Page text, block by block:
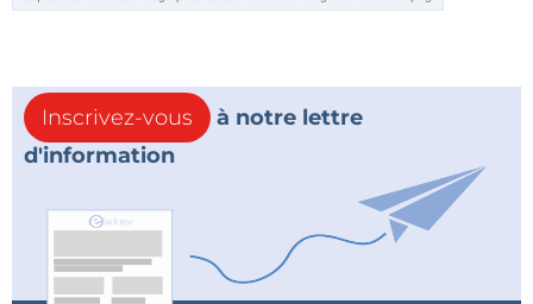
Inscrivez-vous
à notre lettre
d'information